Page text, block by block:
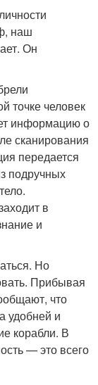
наш
Он
точке человек
информацию о
сканирования
передается
подручных
в
и
Но
Прибывая
что
удобней и
корабли. В
— это всего